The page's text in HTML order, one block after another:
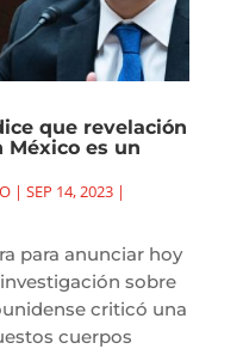
que revelación
México es un
| SEP 14, 2023|
para anunciar hoy
sobre
criticó una
cuerpos